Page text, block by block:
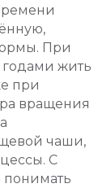
При
жить
при
вращения
чаши,
С
понимать